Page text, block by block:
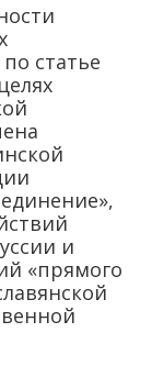
статье
и
«прямого